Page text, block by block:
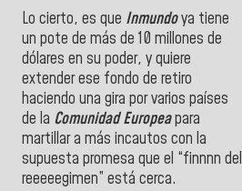
Lo cierto, es que Inmundoya tiene
un pote de más de 10 millones de
dólares en su poder, y quiere
extender ese fondo de retiro
haciendo una gira por varios países
de la Comunidad Europeapara
martillar a más incautos con la
supuesta promesa que el “finnnn del
reeeeegimen” está cerca.